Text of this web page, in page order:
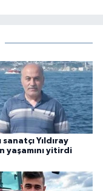
sanatçı Yıldıray
yaşamını yitirdi